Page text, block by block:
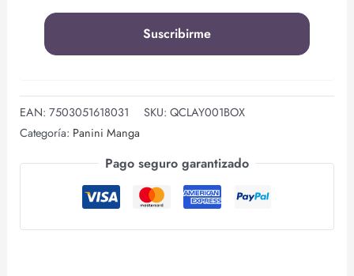
EAN: 7503051618031 SKU: QCLAY001BOX
Categoría: Panini Manga
Pago seguro garantizado